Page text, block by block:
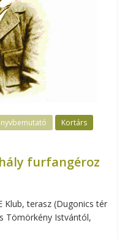
Kortárs
furfangéroz
Klub, terasz (Dugonics tér
Tömörkény Istvántól,